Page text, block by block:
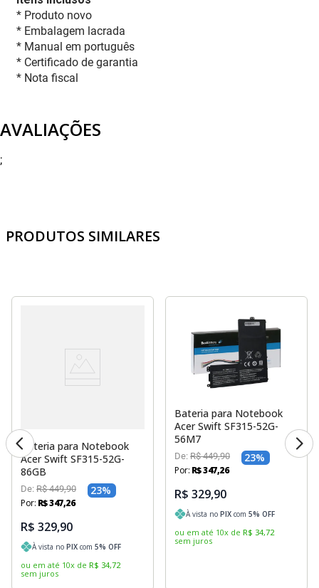
* Produto novo
* Embalagem lacrada
* Manual em português
* Certificado de garantia
* Nota fiscal
AVALIAÇÕES
;
PRODUTOS SIMILARES
Bateria para Notebook
Acer Swift SF315-52G-
86GB
De: R$ 449,90 23%
Por: R$347,26
R$ 329,90
À vista no PIX com 5% OFF
ou em até 10x de R$ 34,72
sem juros
Bateria para Notebook
Acer Swift SF315-52G-
56M7
De: R$ 449,90 23%
Por: R$347,26
R$ 329,90
À vista no PIX com 5% OFF
ou em até 10x de R$ 34,72
sem juros